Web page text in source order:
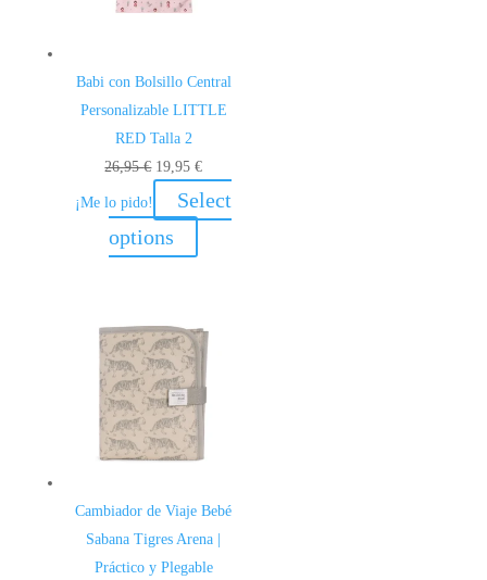
Babi con Bolsillo Central
Personalizable LITTLE
RED Talla 2
26,95€ El
precio
original
19,95€El
precio
actual
¡Me lo pido!
Select
options
Cambiador de Viaje Bebé
Sabana Tigres Arena |
Práctico y Plegable